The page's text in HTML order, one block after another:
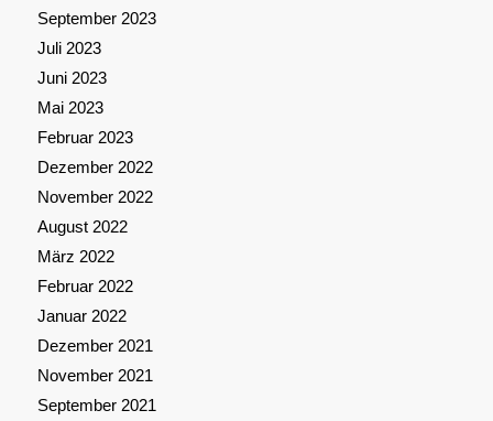
September 2023
Juli 2023
Juni 2023
Mai 2023
Februar 2023
Dezember 2022
November 2022
August 2022
März 2022
Februar 2022
Januar 2022
Dezember 2021
November 2021
September 2021